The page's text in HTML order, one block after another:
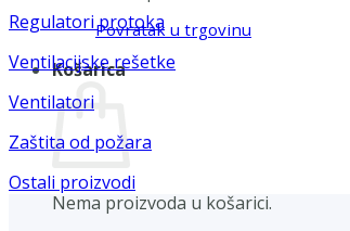
Povratak u trgovinu
Košarica
Nema proizvoda u košarici.
Regulatori protoka
Ventilacijske rešetke
Ventilatori
Zaštita od požara
Ostali proizvodi